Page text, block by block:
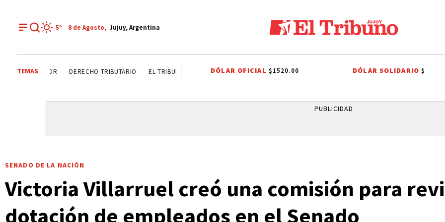
5° 8 de Agosto, Jujuy, Argentina
TEMAS DÍA DEL INGENIERO AGRÓNOMO ANALIZAN SECTOR DERECHO TRIBUTARIO EL TRIBUNO POR LOS BARRIOS ONDA ESTUDIANTIL
DÓLAR OFICIAL $1520.00 DÓLAR SOLIDARIO$
PUBLICIDAD
SENADO DE LA NACIÓN
Victoria Villarruel creó una comisión para
dotación de empleados en el Senado